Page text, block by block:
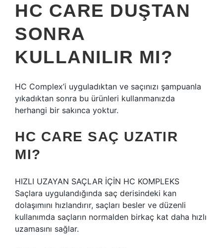
HC CARE DUŞTAN
SONRA
KULLANILIR MI?
HC Complex’i uyguladıktan ve saçınızı şampuanla
yıkadıktan sonra bu ürünleri kullanmanızda
herhangi bir sakınca yoktur.
HC CARE SAÇ UZATIR
MI?
HIZLI UZAYAN SAÇLAR İÇİN HC KOMPLEKS
Saçlara uygulandığında saç derisindeki kan
dolaşımını hızlandırır, saçları besler ve düzenli
kullanımda saçların normalden birkaç kat daha hızlı
uzamasını sağlar.